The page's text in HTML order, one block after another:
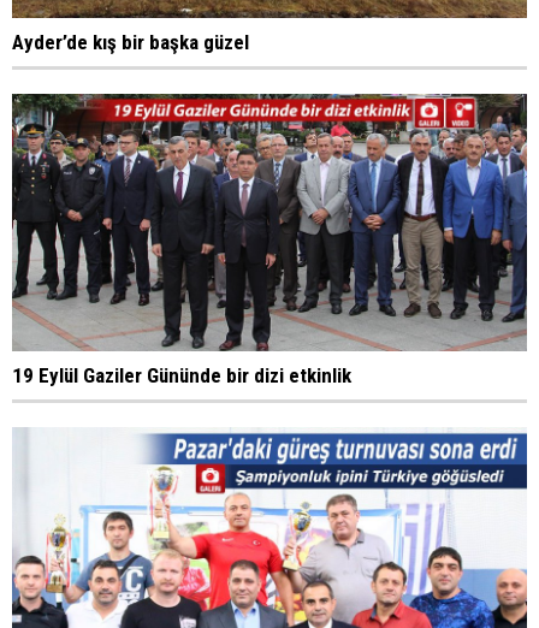
Ayder’de kış bir başka güzel
19 Eylül Gaziler Gününde bir dizi etkinlik